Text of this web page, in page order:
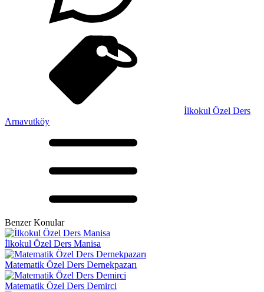
İlkokul Özel Ders
Arnavutköy
Benzer Konular
İlkokul Özel Ders Manisa
Matematik Özel Ders Dernekpazarı
Matematik Özel Ders Demirci